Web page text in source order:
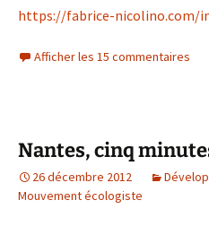
https://fabrice-nicolino.com/
Afficher les 15 commentaires
Nantes, cinq
26 décembre 2012
Mouvement écologiste